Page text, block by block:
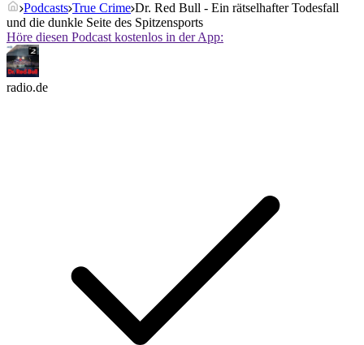
Podcasts True Crime Dr. Red Bull - Ein rätselhafter Todesfall
und die dunkle Seite des Spitzensports
Höre diesen Podcast kostenlos in der App:
radio.de